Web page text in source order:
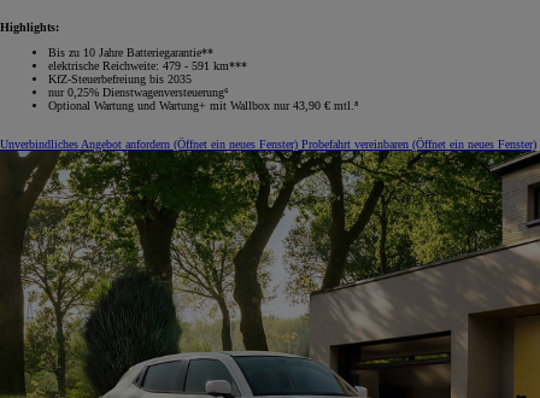
Highlights:
Bis zu 10 Jahre Batteriegarantie**
elektrische Reichweite: 479 - 591 km***
KfZ-Steuerbefreiung bis 2035
nur 0,25% Dienstwagenversteuerung⁶
Optional Wartung und Wartung+ mit Wallbox nur 43,90 € mtl.⁸
Unverbindliches Angebot anfordern (Öffnet ein neues Fenster) Probefahrt vereinbaren (Öffnet ein neues Fenster)